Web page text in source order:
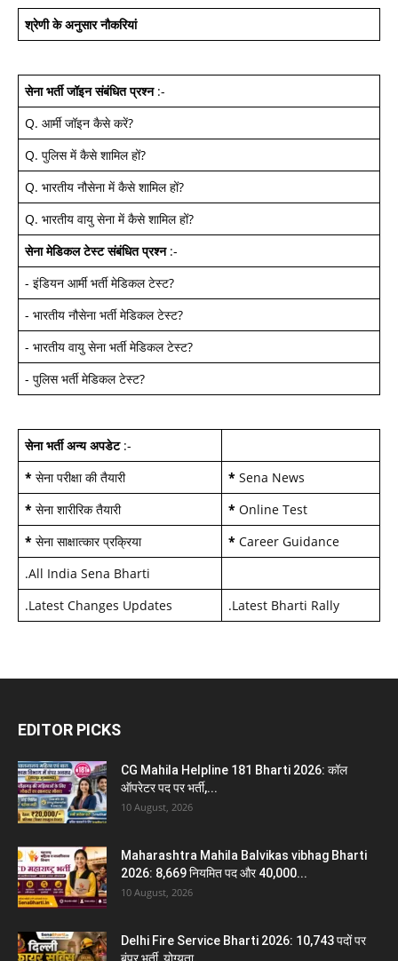
श्रेणी के अनुसार नौकरियां
सेना भर्ती जॉइन संबंधित प्रश्न:-
Q. आर्मी जॉइन कैसे करें?
Q. पुलिस में कैसे शामिल हों?
Q. भारतीय नौसेना में कैसे शामिल हों?
Q. भारतीय वायु सेना में कैसे शामिल हों?
सेना मेडिकल टेस्ट संबंधित प्रश्न:-
- इंडियन आर्मी भर्ती मेडिकल टेस्ट?
- भारतीय नौसेना भर्ती मेडिकल टेस्ट?
- भारतीय वायु सेना भर्ती मेडिकल टेस्ट?
- पुलिस भर्ती मेडिकल टेस्ट?
सेना भर्ती अन्य अपडेट:-
* सेना परीक्षा की तैयारी * Sena News
* सेना शारीरिक तैयारी * Online Test
* सेना साक्षात्कार प्रक्रिया * Career Guidance
.All India Sena Bharti
.Latest Changes Updates .Latest Bharti Rally
EDITOR PICKS
CG Mahila Helpline 181 Bharti 2026: कॉल
ऑपरेटर पद पर भर्ती,...
10 August, 2026
Maharashtra Mahila Balvikas vibhag Bharti
2026: 8,669 नियमित पद और 40,000...
10 August, 2026
Delhi Fire Service Bharti 2026: 10,743 पदों पर